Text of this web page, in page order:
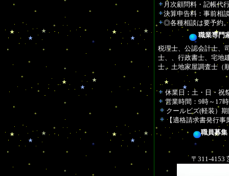
月次顧問料・記帳代
決算申告料：事前相
◎各種相談は要予約
職業専門
税理士、公認会計士、
士、、行政書士、宅地
士、土地家屋調査士（
休業日：土・日・祝
営業時間：9時～17
クールビズ(軽装）
【適格請求書発行事
職員募
〒311-4153